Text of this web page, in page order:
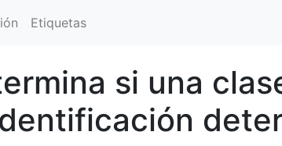
Etiquetas
si una